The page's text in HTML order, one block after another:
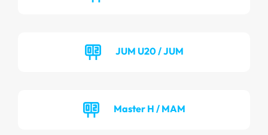
JUM U20 / JUM
Master H / MAM